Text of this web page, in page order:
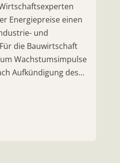
Energiepreise einen
und
die Bauwirtschaft
Wachstumsimpulse
Aufkündigung des...